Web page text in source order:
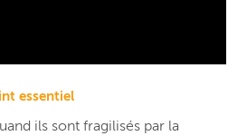
essentiel
ils sont fragilisés par la